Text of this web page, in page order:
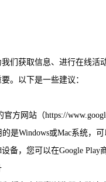
们获取信息、进行在线活
。以下是一些建议：
官方网站（https://
是Windows或Mac系统，
备，您可以在Google